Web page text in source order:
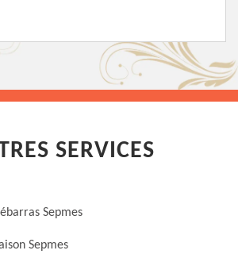
SERVICES
Sepmes
Sepmes